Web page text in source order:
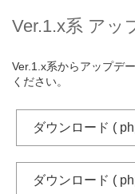
Ver.1.x系 アッ
Ver.1.x系からアップデ
ください。
ダウンロード (
ダウンロード (